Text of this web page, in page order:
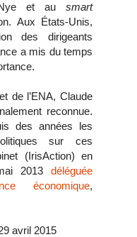
et au smart
Aux États-Unis,
des dirigeants
a mis du temps
de l’ENA, Claude
reconnue.
des années les
sur ces
(IrisAction) en
2013 déléguée
économique,
avril 2015